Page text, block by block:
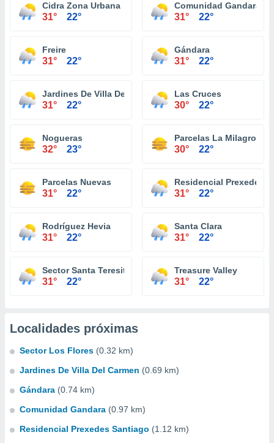
Cidra Zona Urbana
31° 22°
Comunidad Gandara
31° 22°
Freire
31° 22°
Gándara
31° 22°
Jardines De Villa Del Carmen
31° 22°
Las Cruces
30° 22°
Nogueras
32° 23°
Parcelas La Milagrosa
30° 22°
Parcelas Nuevas
31° 22°
Residencial Prexedes
31° 22°
Rodríguez Hevia
31° 22°
Santa Clara
31° 22°
Sector Santa Teresita
31° 22°
Treasure Valley
31° 22°
Localidades próximas
Sector Los Flores (0.32 km)
Jardines De Villa Del Carmen (0.69 km)
Gándara (0.74 km)
Comunidad Gandara (0.97 km)
Residencial Prexedes Santiago (1.12 km)